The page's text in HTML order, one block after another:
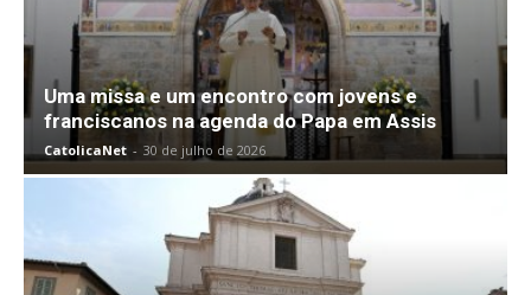
Uma missa e um encontro com jovens e
franciscanos na agenda do Papa em Assis
CatolicaNet - 30 de julho de 2026